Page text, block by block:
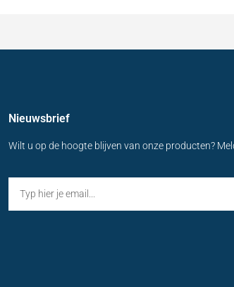
Nieuwsbrief
Wilt u op de hoogte blijven van onze producten?